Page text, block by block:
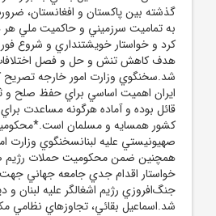
گذشته بين پاکستان و افغانستان،
به تماميت سرزميني و حاکميت ملي هر
کرد و خواستار خويشتنداري و شروع
هدف کاهش تنش و حل و فصل
شد.سخنگوي وزارت امور خارجه تصريح
ايران اهميت اساسي براي حفظ صلح و
قائل بوده و آماده هرگونه مساعدت
کشور همسايه و مسلمان
صهيونيستي عليه لبنانسخنگوي وزارت
همچنين ضمن محکوميت حملات رژيم
خواستار اقدام جدي جامعه جهاني
جنگ‌افروزي رژيم اشغالگر عليه لبنان
شد.اسماعيل بقائي، تجاوزهاي نظامي